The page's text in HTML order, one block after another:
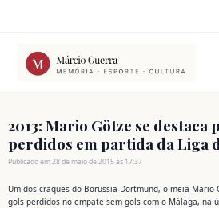
conteúdo
2013: Mario Götze se destaca
perdidos em partida da Liga
Publicado em 28 de maio de 2015 às 17:37
Um dos craques do Borussia Dortmund, o meia
gols perdidos no empate sem gols com o Málaga, na